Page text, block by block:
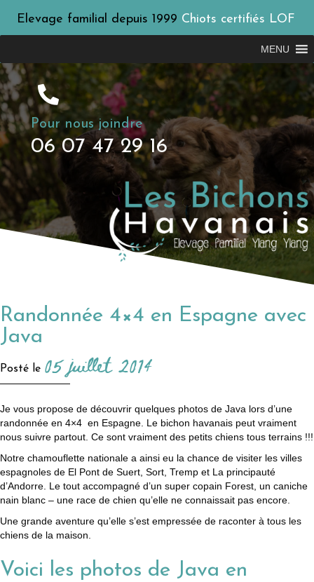
Elevage familial depuis 1999 Chiots certifiés LOF
MENU
Pour nous joindre
06 07 47 29 16
Randonnée 4×4 en Espagne avec
Java
Posté le 05 juillet 2014
Je vous propose de découvrir quelques photos de Java lors d’une
randonnée en 4×4 en Espagne. Le bichon havanais peut vraiment
nous suivre partout. Ce sont vraiment des petits chiens tous terrains !!!
Notre chamouflette nationale a ainsi eu la chance de visiter les villes
espagnoles de El Pont de Suert, Sort, Tremp et La principauté
d’Andorre. Le tout accompagné d’un super copain Forest, un caniche
nain blanc – une race de chien qu’elle ne connaissait pas encore.
Une grande aventure qu’elle s’est empressée de raconter à tous les
chiens de la maison.
Voici les photos de Java en